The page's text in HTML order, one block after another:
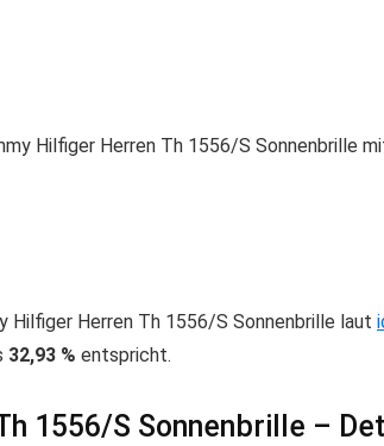
Hilfiger Herren Th 1556/S Sonnenbrille
Hilfiger Herren Th 1556/S Sonnenbrille laut
32,93 % entspricht.
1556/S Sonnenbrille –